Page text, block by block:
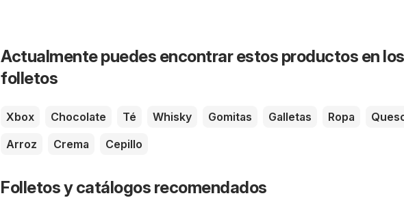
Actualmente puedes encontrar estos productos en los
folletos
Xbox Chocolate Té Whisky Gomitas Galletas Ropa
Arroz
Crema Cepillo
Folletos y catálogos recomendados